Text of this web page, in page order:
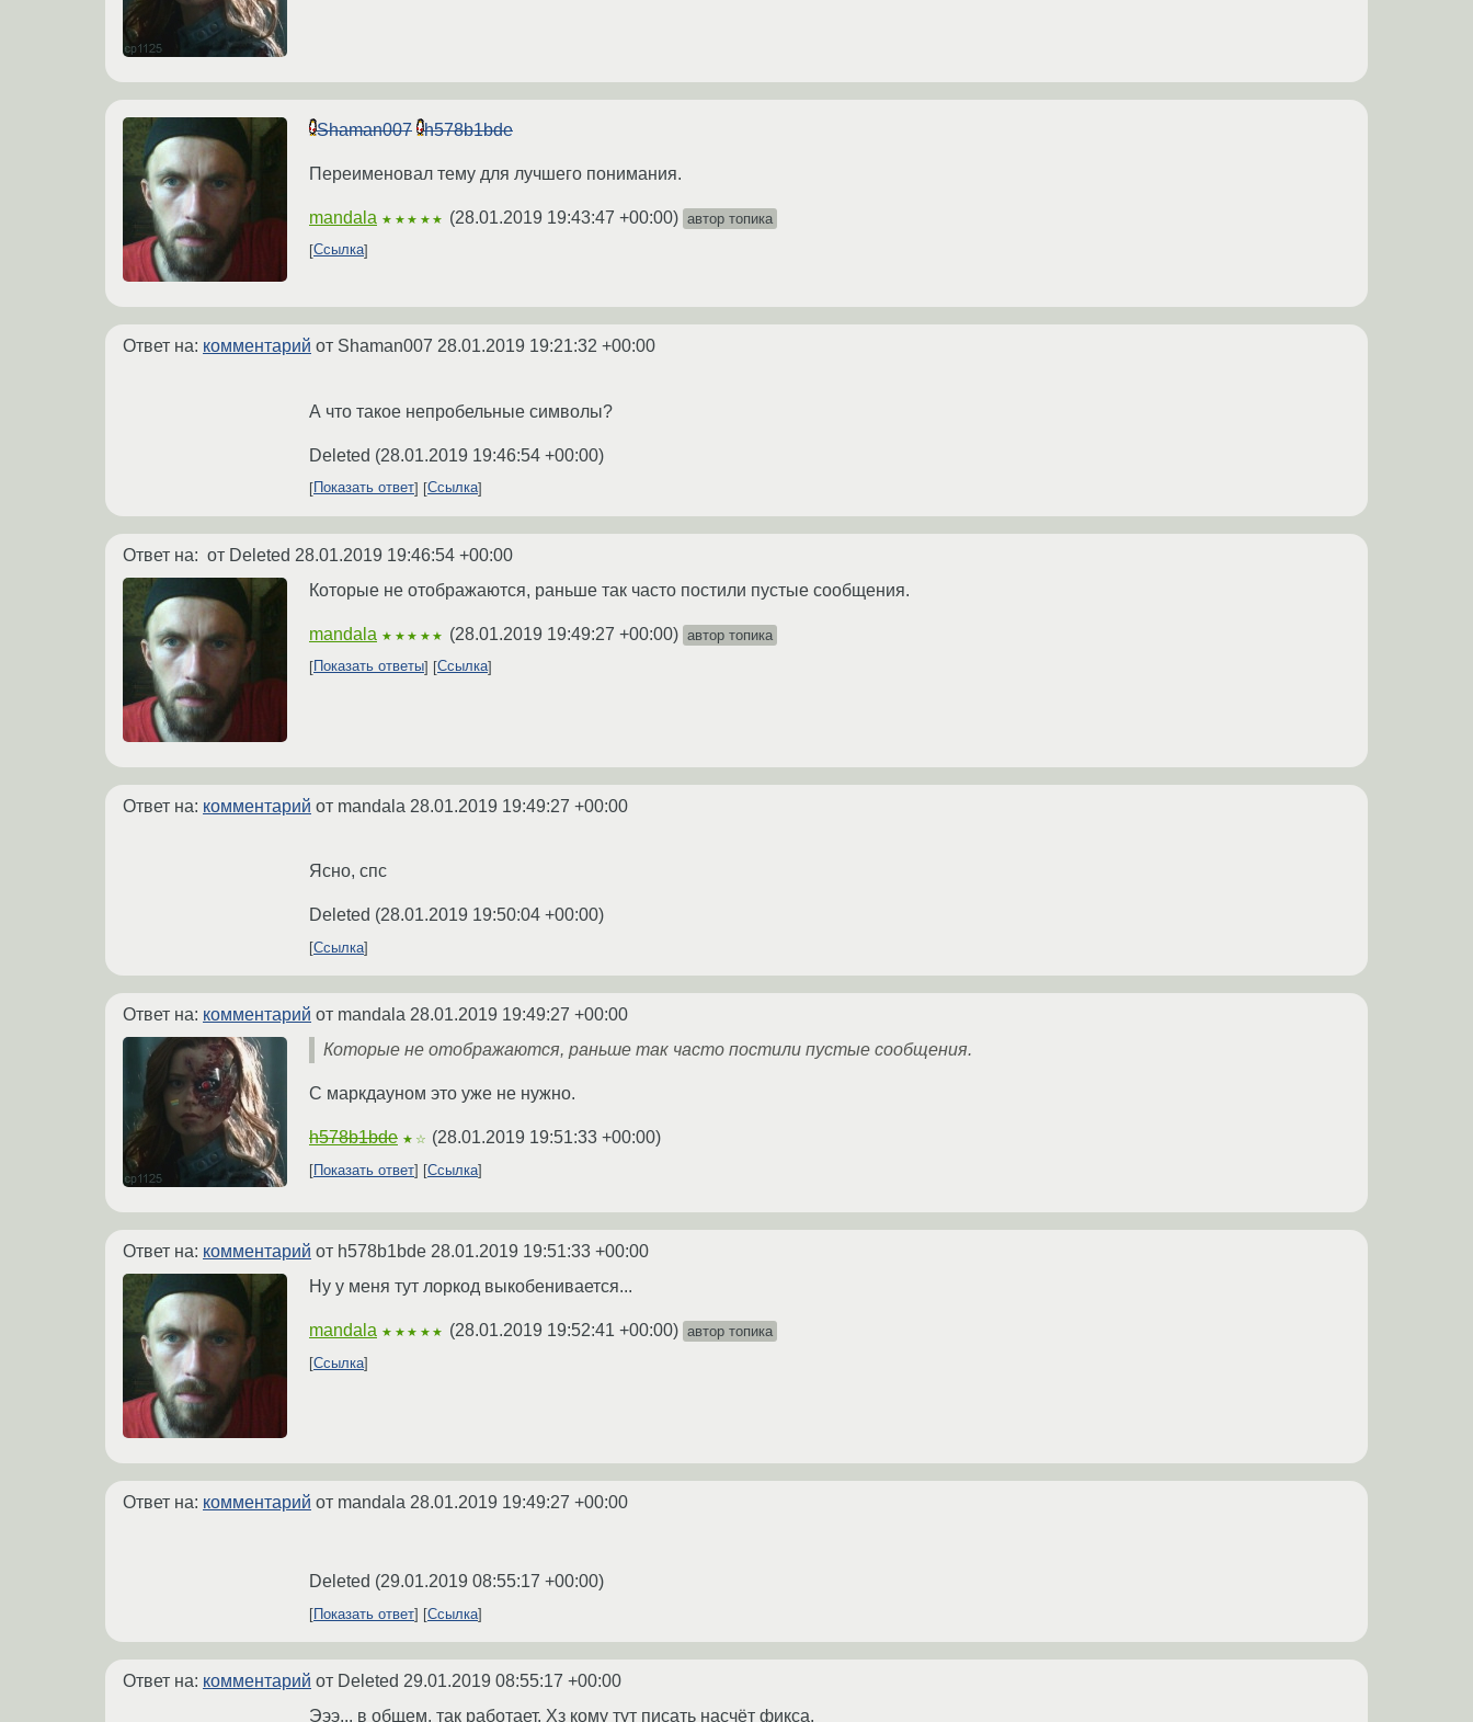
Shaman007 h578b1bde
Переименовал тему для лучшего понимания.
mandala ★★★★★ (28.01.2019 19:43:47 +00:00) автор топика
Ссылка
Ответ на: комментарий от Shaman007 28.01.2019 19:21:32 +00:00
А что такое непробельные символы?
Deleted (28.01.2019 19:46:54 +00:00)
Показать ответ Ссылка
Ответ на: от Deleted 28.01.2019 19:46:54 +00:00
Которые не отображаются, раньше так часто постили пустые сообщения.
mandala ★★★★★ (28.01.2019 19:49:27 +00:00) автор топика
Показать ответы
Ссылка
Ответ на: комментарий от mandala 28.01.2019 19:49:27 +00:00
Ясно, спс
Deleted (28.01.2019 19:50:04 +00:00)
Ссылка
Ответ на: комментарий от mandala 28.01.2019 19:49:27 +00:00
Которые не отображаются, раньше так часто постили пустые сообщения.
С маркдауном это уже не нужно.
h578b1bde ★☆ (28.01.2019 19:51:33 +00:00)
Показать ответ Ссылка
Ответ на: комментарий от h578b1bde 28.01.2019 19:51:33 +00:00
Ну у меня тут лоркод выкобенивается...
mandala ★★★★★ (28.01.2019 19:52:41 +00:00) автор топика
Ссылка
Ответ на: комментарий от mandala 28.01.2019 19:49:27 +00:00
Deleted (29.01.2019 08:55:17 +00:00)
Показать ответ Ссылка
Ответ на: комментарий от Deleted 29.01.2019 08:55:17 +00:00
Эээ... в общем, так работает. Хз кому тут писать насчёт фикса.